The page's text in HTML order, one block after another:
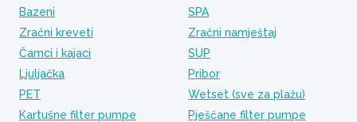
Bazeni
SPA
Zračni kreveti
Zračni namještaj
Čamci i kajaci
SUP
Ljuljačka
Pribor
PET
Wetset (sve za plažu)
Kartušne filter pumpe
Pješčane filter pumpe